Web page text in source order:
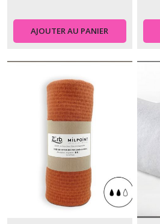
AJOUTER AU PANIER